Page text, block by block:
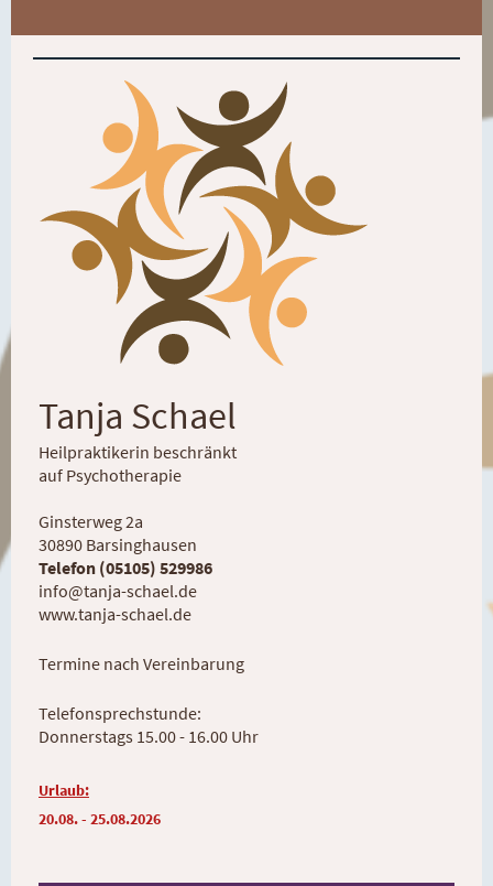
Tanja Schael
Heilpraktikerin beschränkt
auf Psychotherapie
Ginsterweg 2a
30890 Barsinghausen
Telefon (05105) 529986
info@tanja-schael.de
www.tanja-schael.de
Termine nach Vereinbarung
Telefonsprechstunde:
Donnerstags 15.00 - 16.00 Uhr
Urlaub:
20.08. - 25.08.2026